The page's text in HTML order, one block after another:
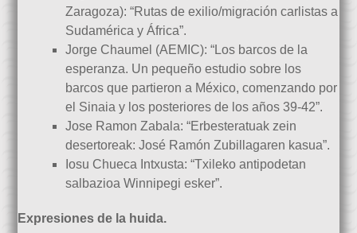
Zaragoza): “Rutas de exilio/migración carlistas a
Sudamérica y África”.
Jorge Chaumel (AEMIC): “Los barcos de la
esperanza. Un pequeño estudio sobre los
barcos que partieron a México, comenzando por
el Sinaia y los posteriores de los años 39-42”.
Jose Ramon Zabala: “Erbesteratuak zein
desertoreak: José Ramón Zubillagaren kasua”.
Iosu Chueca Intxusta: “Txileko antipodetan
salbazioa Winnipegi esker”.
Expresiones de la huida.